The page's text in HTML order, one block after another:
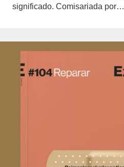
significado. Comisariada por…